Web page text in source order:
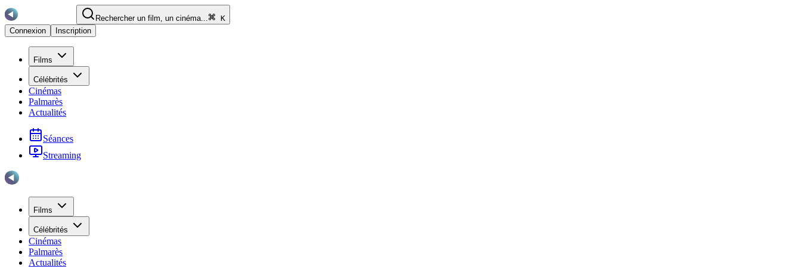
Rechercher un film, un cinéma...
K
Connexion
Inscription
Films
Célébrités
Cinémas
Palmarès
Actualités
Séances
Streaming
Films
Célébrités
Cinémas
Palmarès
Actualités